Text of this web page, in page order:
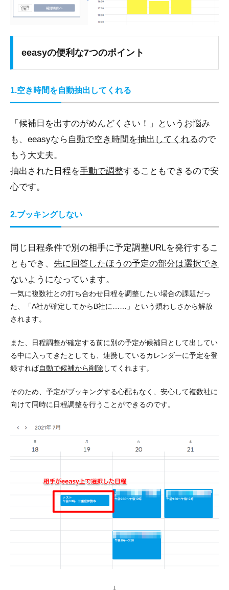
eeasyの便利な7つのポイント
1.空き時間を自動抽出してくれる
「候補日を出すのがめんどくさい！」というお悩み
も、eeasyなら 自動で空き時間を抽出してくれるので
もう大丈夫。
抽出された日程を手動で調整することもできるので安
心です。
2.ブッキングしない
同じ日程条件で別の相手に予定調整URLを発行するこ
ともでき、 先に回答したほうの予定の部分は選択でき
ないようになっています。
一気に複数社との打ち合わせ日程を調整したい場合の課題だっ
た、「A社が確定してからB社に……」という煩わしさから解放
されます。
また、日程調整が確定する前に別の予定が候補日として出してい
る中に入ってきたとしても、連携しているカレンダーに予定を登
録すれば自動で候補から削除 してくれます。
そのため、予定がブッキングする心配もなく、安心して複数社に
向けて同時に日程調整を行うことができるのです。
↓